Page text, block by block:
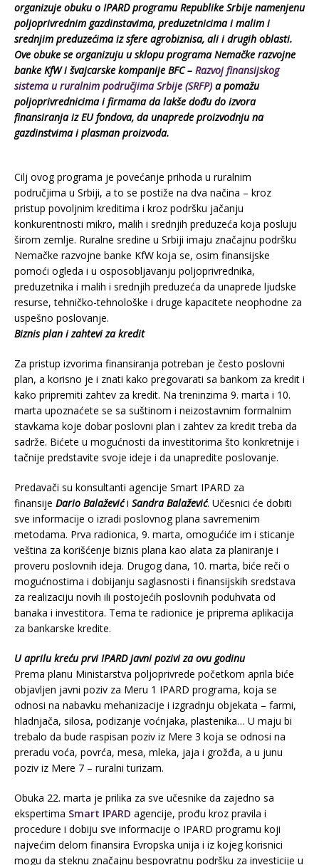
organizuje obuku o IPARD programu Republike Srbije namenjenu
poljoprivrednim gazdinstavima, preduzetnicima i malim i
srednjim preduzećima iz sfere agrobiznisa, ali i drugih oblasti.
Ove obuke se organizuju u sklopu programa Nemačke razvojne
banke KfW i švajcarske kompanije BFC – Razvoj finansijskog
sistema u ruralnim područjima Srbije (SRFP) a pomažu
poljoprivrednicima i firmama da lakše dođu do izvora
finansiranja iz EU fondova, da unaprede proizvodnju na
gazdinstvima i plasman proizvoda.
Cilj ovog programa je povećanje prihoda u ruralnim
područjima u Srbiji, a to se postiže na dva načina – kroz
pristup povoljnim kreditima i kroz podršku jačanju
konkurentnosti mikro, malih i srednjih preduzeća koja posluju
širom zemlje. Ruralne sredine u Srbiji imaju značajnu podršku
Nemačke razvojne banke KfW koja se, osim finansijske
pomoći ogleda i u osposobljavanju poljoprivrednika,
preduzetnika i malih i srednjih preduzeća da unaprede ljudske
resurse, tehničko-tehnološke i druge kapacitete neophodne za
uspešno poslovanje.
Biznis plan i zahtevi za kredit
Za pristup izvorima finansiranja potreban je često poslovni
plan, a korisno je i znati kako pregovarati sa bankom za kredit i
kako pripremiti zahtev za kredit. Na treninzima 9. marta i 10.
marta upoznaćete se sa suštinom i neizostavnim formalnim
stavkama koje dobar poslovni plan i zahtev za kredit treba da
sadrže. Bićete u mogućnosti da investitorima što konkretnije i
tačnije predstavite svoje ideje i da unapredite poslovanje.
Predavači su konsultanti agencije Smart IPARD za
finansije Dario Balaževići Sandra Balažević. Učesnici će dobiti
sve informacije o izradi poslovnog plana savremenim
metodama. Prva radionica, 9. marta, omogućiće im i sticanje
veština za korišćenje biznis plana kao alata za planiranje i
proveru poslovnih ideja. Drugog dana, 10. marta, biće reči o
mogućnostima i dobijanju saglasnosti i finansijskih sredstava
za realizaciju novih ili postojećih poslovnih poduhvata od
banaka i investitora. Tema te radionice je priprema aplikacija
za bankarske kredite.
U aprilu kreću prvi IPARD javni pozivi za ovu godinu
Prema planu Ministarstva poljoprivrede početkom aprila biće
objavljen javni poziv za Meru 1 IPARD programa, koja se
odnosi na nabavku mehanizacije i izgradnju objekata – farmi,
hladnjača, silosa, podizanje voćnjaka, plastenika… U maju bi
trebalo da bude raspisan poziv iz Mere 3 koja se odnosi na
preradu voća, povrća, mesa, mleka, jaja i grožđa, a u junu
poziv iz Mere 7 – ruralni turizam.
Obuka 22. marta je prilika za sve učesnike da zajedno sa
ekspertima Smart IPARD agencije, prođu kroz pravila i
procedure i dobiju sve informacije o IPARD programu koji
najvećim delom finansira Evropska unija i iz kojeg korisnici
mogu da steknu značajnu bespovratnu podršku za investicije u